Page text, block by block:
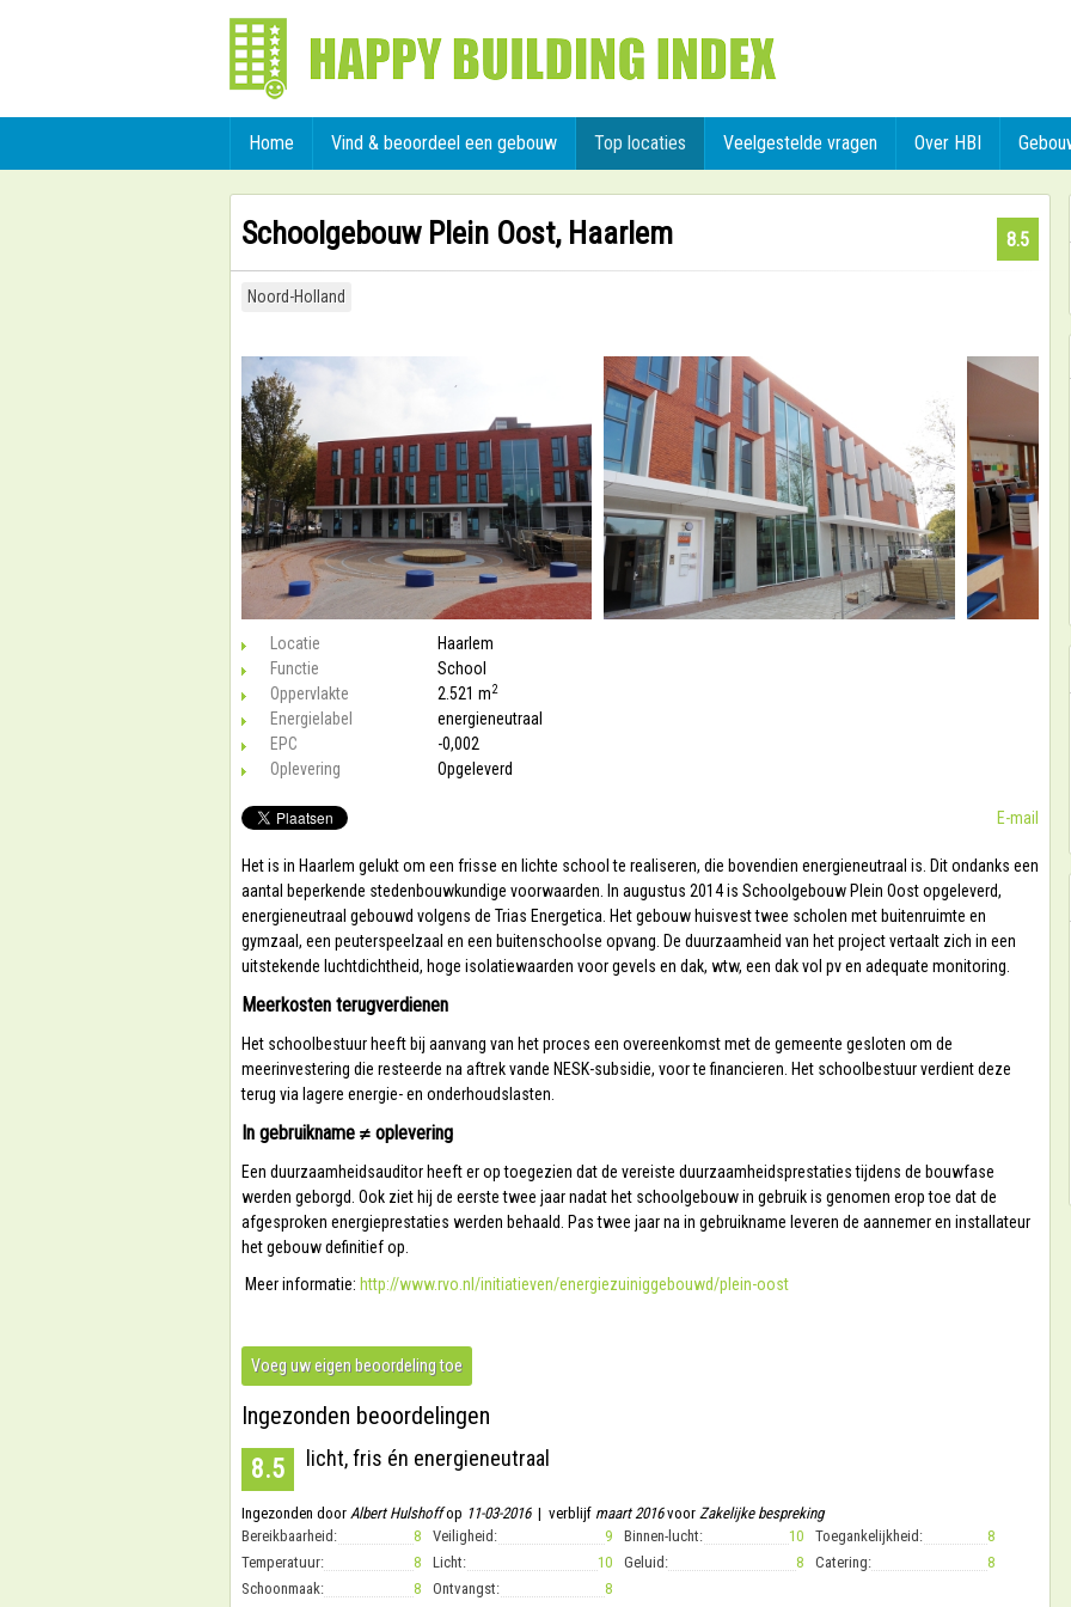
Home Vind & beoordeel een gebouw Top locaties Veelgestelde vragen Over HBI
Schoolgebouw Plein Oost, Haarlem 8.5
Noord-Holland
Locatie
Haarlem
Functie
School
Oppervlakte
2.521 m2
Energielabel
energieneutraal
EPC
-0,002
Oplevering
Opgeleverd
E-mail
Het is in Haarlem gelukt om een frisse en lichte school te realiseren, die bovendien energieneutraal is. Dit ondanks een
aantal beperkende stedenbouwkundige voorwaarden. In augustus 2014 is Schoolgebouw Plein Oost opgeleverd,
energieneutraal gebouwd volgens de Trias Energetica. Het gebouw huisvest twee scholen met buitenruimte en
gymzaal, een peuterspeelzaal en een buitenschoolse opvang. De duurzaamheid van het project vertaalt zich in een
uitstekende luchtdichtheid, hoge isolatiewaarden voor gevels en dak, wtw, een dak vol pv en adequate monitoring.
Meerkosten terugverdienen
Het schoolbestuur heeft bij aanvang van het proces een overeenkomst met de gemeente gesloten om de
meerinvestering die resteerde na aftrek vande NESK-subsidie, voor te financieren. Het schoolbestuur verdient deze
terug via lagere energie- en onderhoudslasten.
In gebruikname ≠ oplevering
Een duurzaamheidsauditor heeft er op toegezien dat de vereiste duurzaamheidsprestaties tijdens de bouwfase
werden geborgd. Ook ziet hij de eerste twee jaar nadat het schoolgebouw in gebruik is genomen erop toe dat de
afgesproken energieprestaties werden behaald. Pas twee jaar na in gebruikname leveren de aannemer en installateur
het gebouw definitief op.
Meer informatie: http://www.rvo.nl/initiatieven/energiezuiniggebouwd/plein-oost
Voeg uw eigen beoordeling toe
Ingezonden beoordelingen
8.5 licht, fris én energieneutraal
Ingezonden door Albert Hulshoffop 11-03-2016| verblijf maart 2016voor Zakelijke bespreking
Bereikbaarheid:
8 Veiligheid: 9 Binnen-lucht: 10 Toegankelijkheid:
8
Temperatuur:
8 Licht: 10 Geluid: 8 Catering:
8
Schoonmaak:
8 Ontvangst: 8